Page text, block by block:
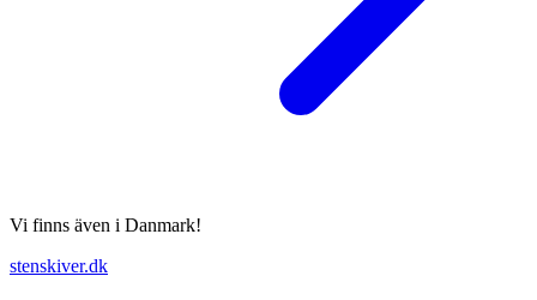
Vi finns även i Danmark!
stenskiver.dk